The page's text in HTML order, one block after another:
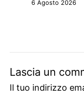
6 Agosto 2026
Lascia un
Il tuo indirizzo